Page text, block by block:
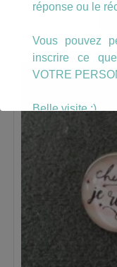
réponse ou le
Vous pouvez
inscrire ce
VOTRE
Belle visite :)